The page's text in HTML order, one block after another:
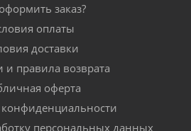
заказ?
оплаты
доставки
и правила возврата
оферта
персональных данных